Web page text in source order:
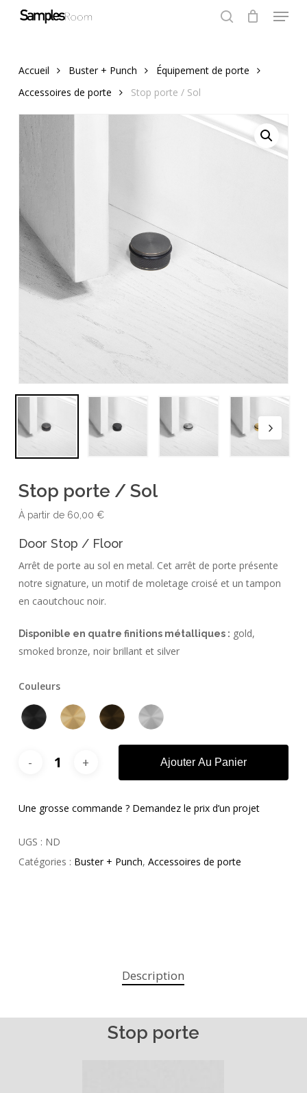
Menu
Accueil Buster + Punch
Équipement de porte
Accessoires de porte
Stop porte / Sol
Stop porte / Sol
À partir de 60,00 €
Door Stop / Floor
Arrêt de porte au sol en metal. Cet arrêt de porte présente
notre signature, un motif de moletage croisé et un tampon
en caoutchouc noir.
Disponible en quatre finitions métalliques : gold,
smoked bronze, noir brillant et silver
Couleurs
Ajouter Au Panier
Une grosse commande ? Demandez le prix d’un projet
UGS : ND
Catégories : Buster + Punch, Accessoires de porte
Description
Stop porte